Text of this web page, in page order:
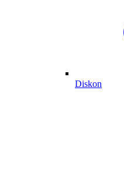
Diskon